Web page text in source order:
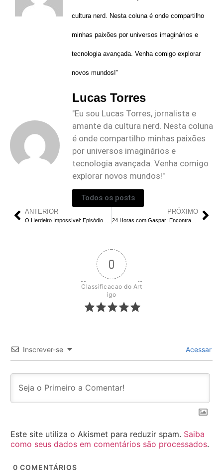
cultura nerd. Nesta coluna é onde compartilho
minhas paixões por universos imaginários e
tecnologia avançada. Venha comigo explorar
novos mundos!”
Lucas Torres
"Eu sou Lucas Torres, jornalista e
amante da cultura nerd. Nesta coluna
é onde compartilho minhas paixões
por universos imaginários e
tecnologia avançada. Venha comigo
explorar novos mundos!"
Todos os posts
ANTERIOR PRÓXIMO
24 Horas com Gaspar: Encontrando Esperança num Mundo Distópico
0
Classificacao do Art
igo
Inscrever-se Acessar
Este site utiliza o Akismet para reduzir spam. Saiba
como seus dados em comentários são processados.
0 COMENTÁRIOS